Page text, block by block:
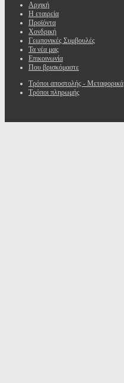
Αρχική
Η εταιρεία
Προϊόντα
Χονδρική
Γεωπονικές Συμβουλές
Τα νέα μας
Επικοινωνία
Που βρισκόμαστε
Τρόποι αποστολής - Μεταφορικά
Τρόποι πληρωμής